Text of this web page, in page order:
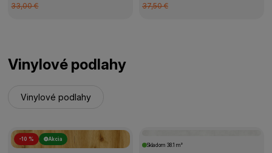
33,00 € 37,50 €
Vinylové podlahy
Vinylové podlahy
-10 % Akcia
Skladom 38.1 m²